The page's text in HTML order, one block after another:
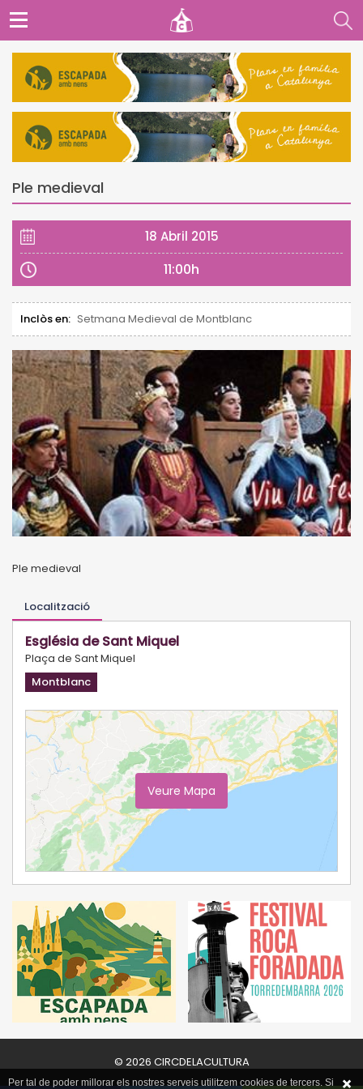
Ple medieval
18 Abril 2015
11:00h
Inclòs en: Setmana Medieval de Montblanc
Ple medieval
Localització
Església de Sant Miquel
Plaça de Sant Miquel
Montblanc
Veure Mapa
© 2026 CIRCDELACULTURA
Per tal de poder millorar els nostres serveis utilitzem cookies de tercers. Si